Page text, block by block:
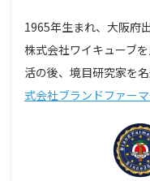
1965年生まれ、大阪府
株式会社ワイキューブ
活の後、境目研究家を
式会社ブランドファーマ